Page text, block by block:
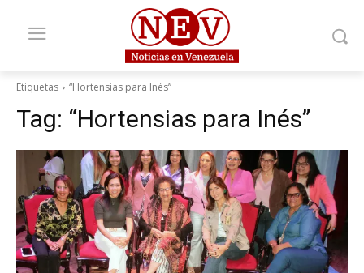
Etiquetas “Hortensias para Inés”
Tag: “Hortensias para Inés”